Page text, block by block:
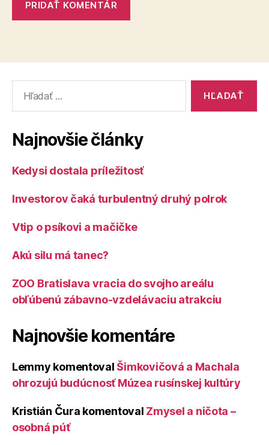
Najnovšie články
Kedysi dostala príležitosť
Investorov čaká turbulentný druhý polrok
Vtip o psíkovi a mačičke
Akú silu má tanec?
ZOO Bratislava vracia do svojho areálu
obľúbenú zábavno-vzdelávaciu atrakciu
Najnovšie komentáre
Lemmy komentoval Šimkovičová a Machala
ohrozujú budúcnosť Múzea rusínskej kultúry
Kristián Čura komentoval Zmysel a ničota –
osobná púť